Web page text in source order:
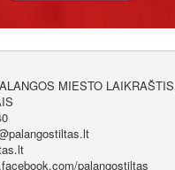
MIESTO
palangostiltas